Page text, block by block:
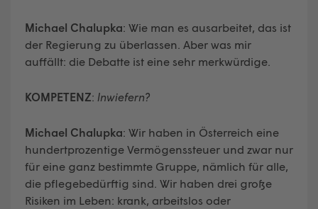
Michael Chalupka: Wie man es ausarbeitet, das ist
der Regierung zu überlassen. Aber was mir
auffällt: die Debatte ist eine sehr merkwürdige.
KOMPETENZ: Inwiefern?
Michael Chalupka: Wir haben in Österreich eine
hundertprozentige Vermögenssteuer und zwar nur
für eine ganz bestimmte Gruppe, nämlich für alle,
die pflegebedürftig sind. Wir haben drei große
Risiken im Leben: krank, arbeitslos oder